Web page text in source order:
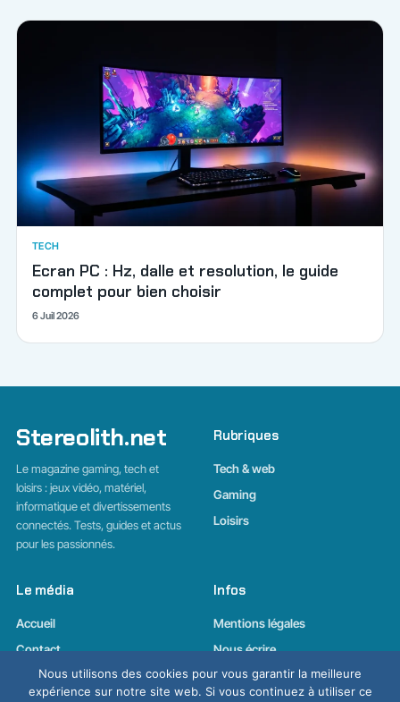
TECH
Ecran PC : Hz, dalle et resolution, le guide
complet pour bien choisir
6 Juil 2026
Stereolith.net
Le magazine gaming, tech et
loisirs : jeux vidéo, matériel,
informatique et divertissements
connectés. Tests, guides et actus
pour les passionnés.
Rubriques
Tech & web
Gaming
Loisirs
Le média
Accueil
Contact
La lettre
Infos
Mentions légales
Nous écrire
Nous utilisons des cookies pour vous garantir la meilleure
expérience sur notre site web. Si vous continuez à utiliser ce